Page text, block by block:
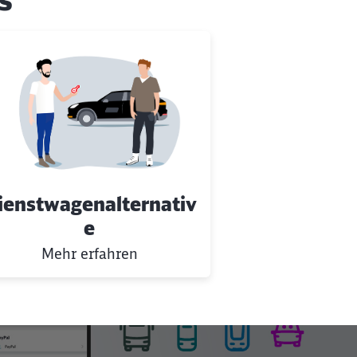
e
Mehr erfahren